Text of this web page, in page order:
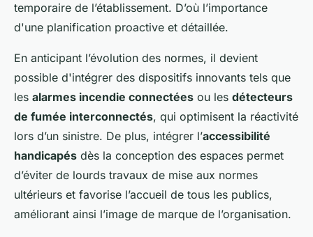
temporaire de l’établissement. D’où l’importance
d'une planification proactive et détaillée.
En anticipant l’évolution des normes, il devient
possible d'intégrer des dispositifs innovants tels que
les alarmes incendie connectées ou les détecteurs
de fumée interconnectés, qui optimisent la réactivité
lors d’un sinistre. De plus, intégrer l’accessibilité
handicapés dès la conception des espaces permet
d’éviter de lourds travaux de mise aux normes
ultérieurs et favorise l’accueil de tous les publics,
améliorant ainsi l’image de marque de l’organisation.